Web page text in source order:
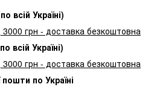
всій Україні)
грн - доставка безкоштовна
всій Україні)
грн - доставка безкоштовна
по Україні